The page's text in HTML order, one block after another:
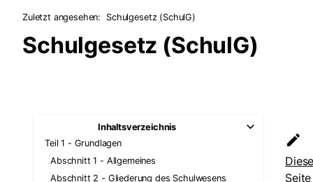
Zuletzt angesehen: Schulgesetz (SchulG)
Schulgesetz (SchulG)
Inhaltsverzeichnis
Teil 1 - Grundlagen
Abschnitt 1 - Allgemeines
Abschnitt 2 - Gliederung des Schulwesens
Seite